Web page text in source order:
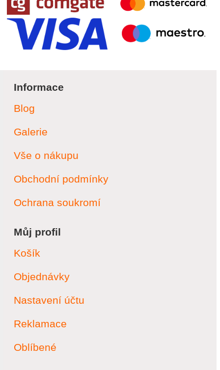
Informace
Blog
Galerie
Vše o nákupu
Obchodní podmínky
Ochrana soukromí
Můj profil
Košík
Objednávky
Nastavení účtu
Reklamace
Oblíbené